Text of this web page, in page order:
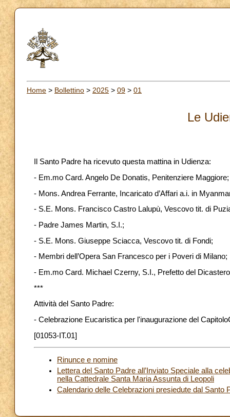
Home > Bollettino > 2025 > 09 > 01
Le
Il Santo Padre ha ricevuto questa mattina in Udienza:
- Em.mo Card. Angelo De Donatis, Penitenziere Maggiore;
- Mons. Andrea Ferrante, Incaricato d’Affari a.i. in
- S.E. Mons. Francisco Castro Lalupù, Vescovo tit. di
- Padre James Martin, S.I.;
- S.E. Mons. Giuseppe Sciacca, Vescovo tit. di Fondi;
- Membri dell’Opera San Francesco per i Poveri di Milano;
- Em.mo Card. Michael Czerny, S.I., Prefetto del
***
Attività del Santo Padre:
- Celebrazione Eucaristica per l'inaugurazione del
[01053-IT.01]
Rinunce e nomine
Lettera del Santo Padre all’Inviato Speciale alla
nella Cattedrale Santa Maria Assunta di Leopoli
Calendario delle Celebrazioni presiedute dal Santo